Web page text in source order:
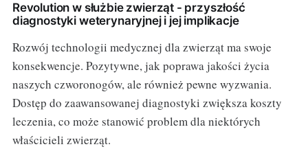
Revolution w służbie zwierząt - przyszłość
diagnostyki weterynaryjnej i jej implikacje
Rozwój technologii medycznej dla zwierząt ma swoje
konsekwencje. Pozytywne, jak poprawa jakości życia
naszych czworonogów, ale również pewne wyzwania.
Dostęp do zaawansowanej diagnostyki zwiększa koszty
leczenia, co może stanowić problem dla niektórych
właścicieli zwierząt.